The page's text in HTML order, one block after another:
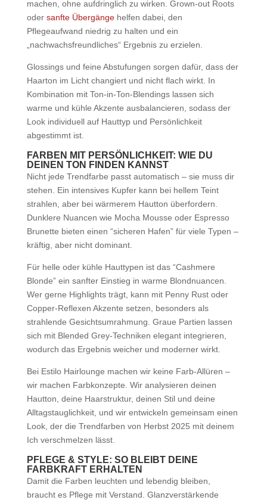
machen, ohne aufdringlich zu wirken. Grown-out Roots
oder sanfte Übergängehelfen dabei, den
Pflegeaufwand niedrig zu halten und ein
„nachwachsfreundliches“ Ergebnis zu erzielen.
Glossings und feine Abstufungen sorgen dafür, dass der
Haarton im Licht changiert und nicht flach wirkt. In
Kombination mit Ton-in-Ton-Blendings lassen sich
warme und kühle Akzente ausbalancieren, sodass der
Look individuell auf Hauttyp und Persönlichkeit
abgestimmt ist.
FARBEN MIT PERSÖNLICHKEIT: WIE DU
DEINEN TON FINDEN KANNST
Nicht jede Trendfarbe passt automatisch – sie muss dir
stehen. Ein intensives Kupfer kann bei hellem Teint
strahlen, aber bei wärmerem Hautton überfordern.
Dunklere Nuancen wie Mocha Mousse oder Espresso
Brunette bieten einen “sicheren Hafen” für viele Typen –
kräftig, aber nicht dominant.
Für helle oder kühle Hauttypen ist das “Cashmere
Blonde” ein sanfter Einstieg in warme Blondnuancen.
Wer gerne Highlights trägt, kann mit Penny Rust oder
Copper-Reflexen Akzente setzen, besonders als
strahlende Gesichtsumrahmung. Graue Partien lassen
sich mit Blended Grey-Techniken elegant integrieren,
wodurch das Ergebnis weicher und moderner wirkt.
Bei Estilo Hairlounge machen wir keine Farb-Allüren –
wir machen Farbkonzepte. Wir analysieren deinen
Hautton, deine Haarstruktur, deinen Stil und deine
Alltagstauglichkeit, und wir entwickeln gemeinsam einen
Look, der die Trendfarben von Herbst 2025 mit deinem
Ich verschmelzen lässt.
PFLEGE & STYLE: SO BLEIBT DEINE
FARBKRAFT ERHALTEN
Damit die Farben leuchten und lebendig bleiben,
braucht es Pflege mit Verstand. Glanzverstärkende